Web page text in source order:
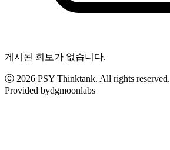
게시된 회보가 없습니다.
ⓒ 2026 PSY Thinktank. All rights reserved.
Provided bydgmoonlabs